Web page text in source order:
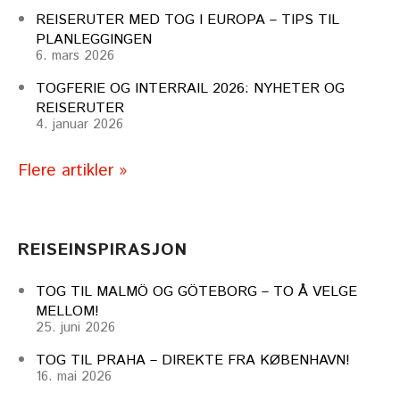
REISERUTER MED TOG I EUROPA – TIPS TIL
PLANLEGGINGEN
6. mars 2026
TOGFERIE OG INTERRAIL 2026: NYHETER OG
REISERUTER
4. januar 2026
Flere artikler »
REISEINSPIRASJON
TOG TIL MALMÖ OG GÖTEBORG – TO Å VELGE
MELLOM!
25. juni 2026
TOG TIL PRAHA – DIREKTE FRA KØBENHAVN!
16. mai 2026